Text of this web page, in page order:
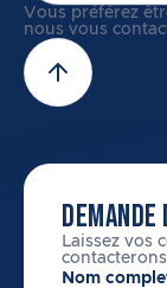
Vous préférez
nous vous
DEMANDE
Laissez vos
Nom